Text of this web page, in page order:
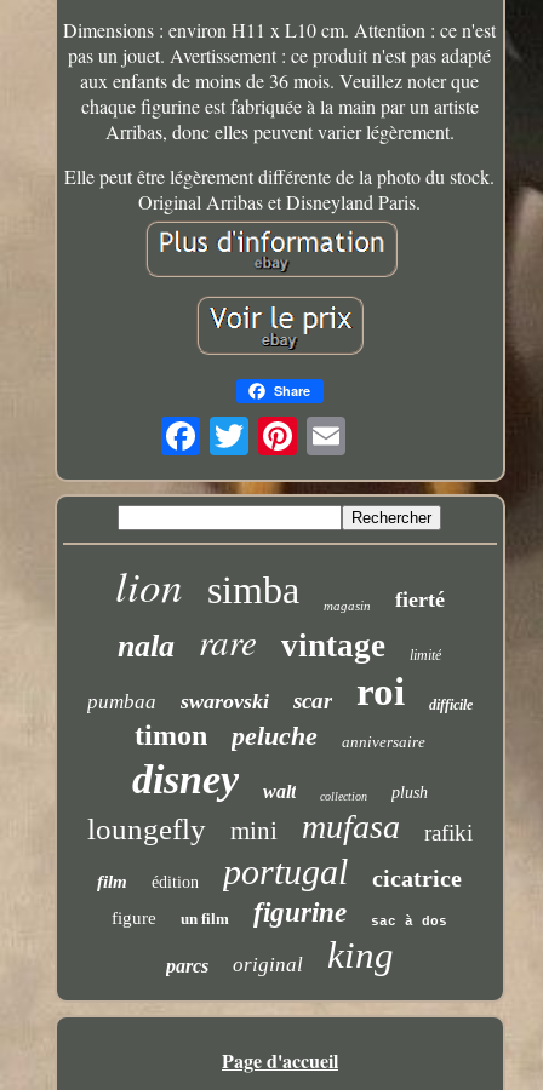
Dimensions : environ H11 x L10 cm. Attention : ce n'est
pas un jouet. Avertissement : ce produit n'est pas adapté
aux enfants de moins de 36 mois. Veuillez noter que
chaque figurine est fabriquée à la main par un artiste
Arribas, donc elles peuvent varier légèrement.
Elle peut être légèrement différente de la photo du stock.
Original Arribas et Disneyland Paris.
Share
lion simba magasin fierté
nala rare vintage limité
pumbaa swarovski scar roi difficile
timon peluche anniversaire
disney walt collection plush
loungefly mini mufasa rafiki
film édition portugal cicatrice
figure un film figurine sac à dos
parcs original king
Page d'accueil